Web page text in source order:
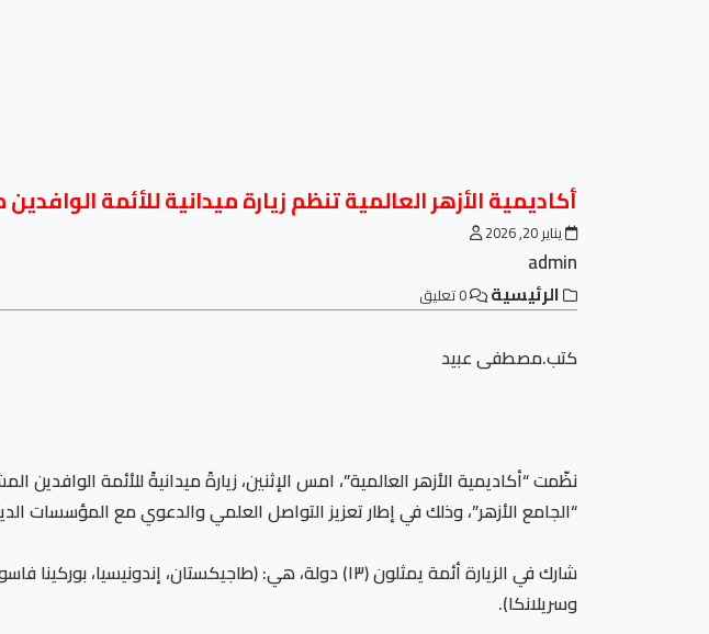
أكاديمية الأزهر العالمية تنظم زيارة ميدانية للأئمة الوافدين من ١٣ دولة إلى “دار الإفتاء المصرية” و “الجامع
يناير 20, 2026
admin
الرئيسية
كتب.مصطفى عبيد
نظّمت “أكاديمية الأزهر العالمية”، امس الإثنين، زيارةً ميدانيةً للأئمة الوافدين
“الجامع الأزهر”، وذلك في إطار تعزيز التواصل العلمي والدعوي مع المؤسسات
شارك في الزيارة أئمة يمثلون (١٣) دولة، هي: (طاجيكستان،
وسريلانكا).